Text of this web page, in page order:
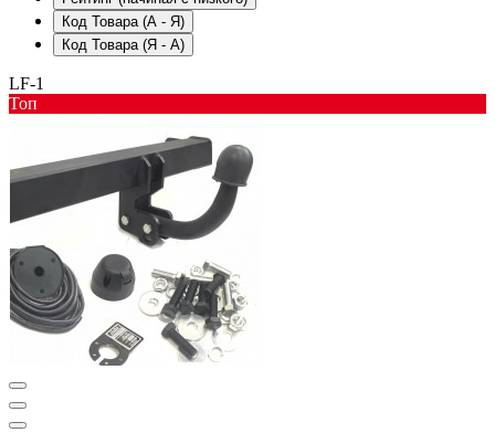
Код Товара (А - Я)
Код Товара (Я - А)
LF-1
Toп